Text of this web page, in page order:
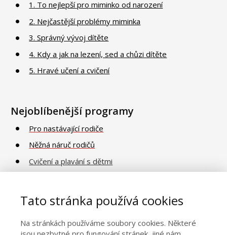
1. To nejlepší pro miminko od narození
2. Nejčastější problémy miminka
3. Správný vývoj dítěte
4. Kdy a jak na lezení, sed a chůzi dítěte
5. Hravé učení a cvičení
Nejoblíbenější programy
Pro nastávající rodiče
Něžná náruč rodičů
Cvičení a plavání s dětmi
Tato stránka používá cookies
Na stránkách používáme soubory cookies. Některé